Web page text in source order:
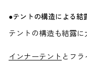
●テントの構造による結
テントの構造も結露に
インナーテント とフ